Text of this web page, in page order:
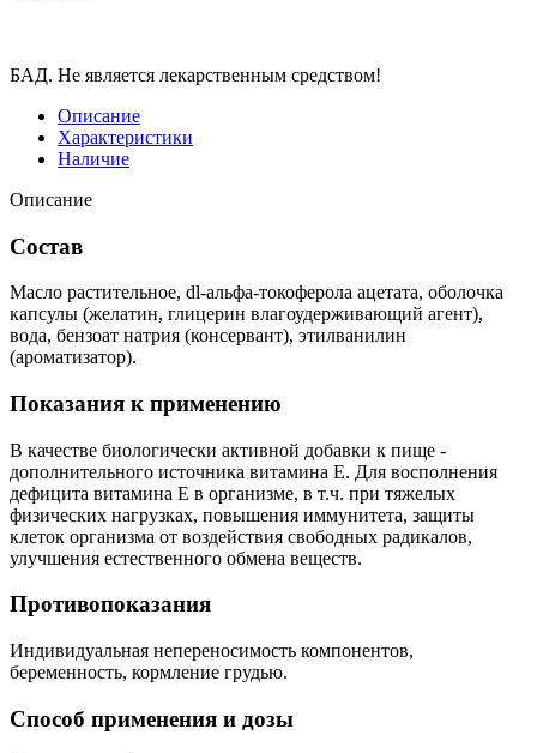
БАД. Не является лекарственным средством!
Описание
Характеристики
Наличие
Описание
Состав
Масло растительное, dl-альфа-токоферола ацетата, оболочка
капсулы (желатин, глицерин влагоудерживающий агент),
вода, бензоат натрия (консервант), этилванилин
(ароматизатор).
Показания к применению
В качестве биологически активной добавки к пище -
дополнительного источника витамина Е. Для восполнения
дефицита витамина Е в организме, в т.ч. при тяжелых
физических нагрузках, повышения иммунитета, защиты
клеток организма от воздействия свободных радикалов,
улучшения естественного обмена веществ.
Противопоказания
Индивидуальная непереносимость компонентов,
беременность, кормление грудью.
Способ применения и дозы